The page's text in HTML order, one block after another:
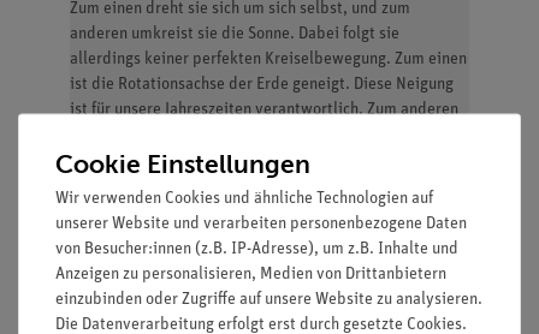
Zum einen dreht sie sich um sich selbst, und zum
anderen umkreist sie die Sonne. Dabei folgt sie
allerdings keiner perfekten Kreiselbewegung. Zum einen
ist die Rotationsachse der Erde geneigt. Diese Neigung
ist für unsere Jahreszeiten verantwortlich. Zum anderen
um die Sonne, sondern auf einer Ellipse. Dadurch ist die
Erde der Sonne im Januar etwas näher als im Juli
Die Schülerinnen und Schüler leiten sich mithilfe des
Sonne-Erde-Mondmodells den Eigendrehsinn der Erde
her. Außerdem wird die Neigung der Erdachse sowie die
elliptische Form der Erdbahn am Modell nachvollzogen.
Cookie Einstellungen
Wir verwenden Cookies und ähnliche Technologien auf
unserer Website und verarbeiten personenbezogene Daten
von Besucher:innen (z.B. IP-Adresse), um z.B. Inhalte und
Anzeigen zu personalisieren, Medien von Drittanbietern
einzubinden oder Zugriffe auf unsere Website zu analysieren.
Die Datenverarbeitung erfolgt erst durch gesetzte Cookies.